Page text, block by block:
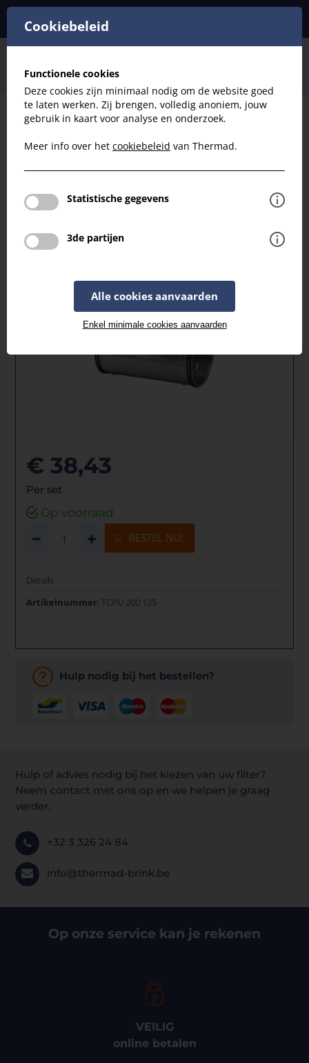
Cookiebeleid
Functionele cookies
Deze cookies zijn minimaal nodig om de website goed
te laten werken. Zij brengen, volledig anoniem, jouw
gebruik in kaart voor analyse en onderzoek.
Meer info over het cookiebeleid van Thermad.
Statistische gegevens
3de partijen
Alle cookies aanvaarden
Enkel minimale cookies aanvaarden
Spiraal D200: T-stuk naar D125
Filteren
Ventilatie
€ 38,43
Per set
Op voorraad
BESTEL NU!
Details
Artikelnummer: TCPU 200 125
Hulp nodig bij het bestellen?
Hulp of advies nodig bij het kiezen van uw filter?
Neem contact met ons op en we helpen je graag
verder.
+32 3 326 24 84
info@thermad-brink.be
Op onze service kan je rekenen
VEILIG
online betalen